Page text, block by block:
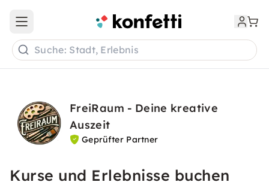
Open main menu
Suche: Stadt, Erlebnis
FreiRaum - Deine kreative
Auszeit
Geprüfter Partner
Kurse und Erlebnisse buchen